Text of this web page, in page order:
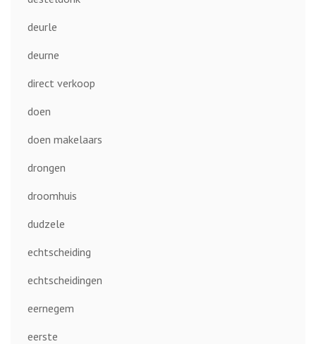
deurle
deurne
direct verkoop
doen
doen makelaars
drongen
droomhuis
dudzele
echtscheiding
echtscheidingen
eernegem
eerste